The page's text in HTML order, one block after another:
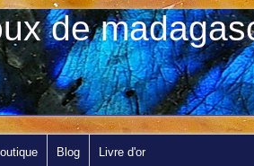
de
Blog Livre d'or